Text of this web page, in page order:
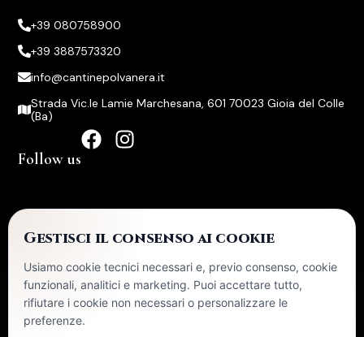
+39 080758900
+39 3887573320
info@cantinepolvanera.it
Strada Vic.le Lamie Marchesana, 601 70023 Gioia del Colle
(Ba)
Follow us
La ditta ha ricevuto nel corso del 2024 aiuti di stato
pubblicati sul RNA sezione trasparenza
Gestisci il consenso ai cookie
Usiamo cookie tecnici necessari e, previo consenso, cookie
funzionali, analitici e marketing. Puoi accettare tutto,
rifiutare i cookie non necessari o personalizzare le
preferenze.